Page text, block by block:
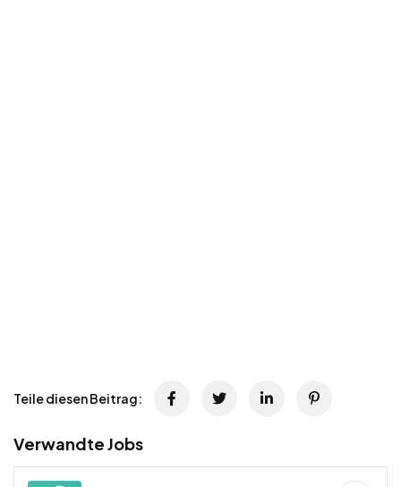
Teile diesen Beitrag:
Verwandte Jobs